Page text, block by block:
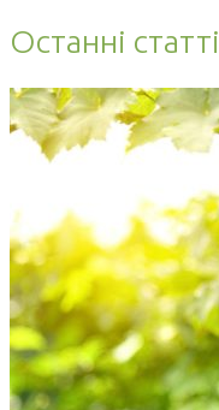
Останні статті